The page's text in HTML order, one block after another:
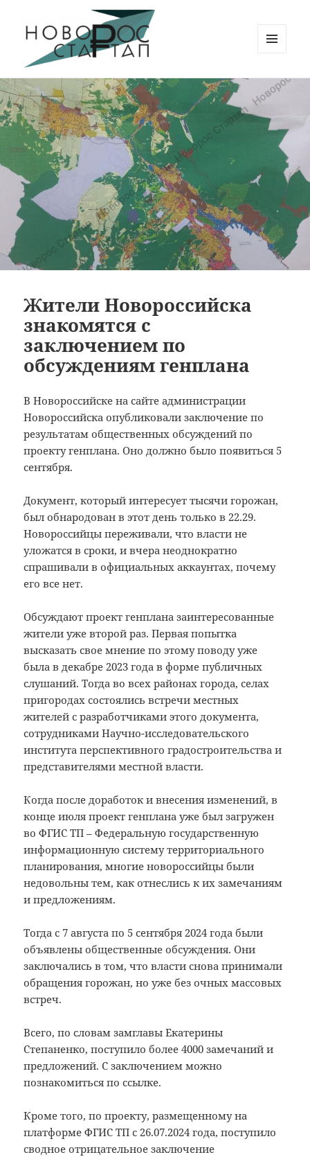
Новорос Стартап
ВИДЖЕТЫ
Жители Новороссийска
знакомятся с
заключением по
обсуждениям генплана
В Новороссийске на сайте администрации
Новороссийска опубликовали заключение по
результатам общественных обсуждений по
проекту генплана. Оно должно было появиться 5
сентября.
Документ, который интересует тысячи горожан,
был обнародован в этот день только в 22.29.
Новороссийцы переживали, что власти не
уложатся в сроки, и вчера неоднократно
спрашивали в официальных аккаунтах, почему
его все нет.
Обсуждают проект генплана заинтересованные
жители уже второй раз. Первая попытка
высказать свое мнение по этому поводу уже
была в декабре 2023 года в форме публичных
слушаний. Тогда во всех районах города, селах
пригородах состоялись встречи местных
жителей с разработчиками этого документа,
сотрудниками Научно-исследовательского
института перспективного градостроительства и
представителями местной власти.
Когда после доработок и внесения изменений, в
конце июля проект генплана уже был загружен
во ФГИС ТП – Федеральную государственную
информационную систему территориального
планирования, многие новороссийцы были
недовольны тем, как отнеслись к их замечаниям
и предложениям.
Тогда с 7 августа по 5 сентября 2024 года были
объявлены общественные обсуждения. Они
заключались в том, что власти снова принимали
обращения горожан, но уже без очных массовых
встреч.
Всего, по словам замглавы Екатерины
Степаненко, поступило более 4000 замечаний и
предложений. С заключением можно
познакомиться по ссылке.
Кроме того, по проекту, размещенному на
платформе ФГИС ТП с 26.07.2024 года, поступило
сводное отрицательное заключение